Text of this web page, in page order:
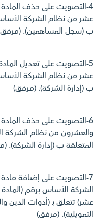
4-التصويت على حذف المادة
عشر من نظام الشركة
ب (سجل المساهمين).
5-التصويت على تعديل
عشر من نظام الشركة
ب (إدارة الشركة). (مرفق)
6-التصويت على حذف المادة
والعشرون من نظام الشركة
المتعلقة ب (إدارة الشركة).
7-التصويت على إضافة
الشركة الأساس برقم
عشر) تتعلق بـ (أدوات الدين
التمويلية). (مرفق)